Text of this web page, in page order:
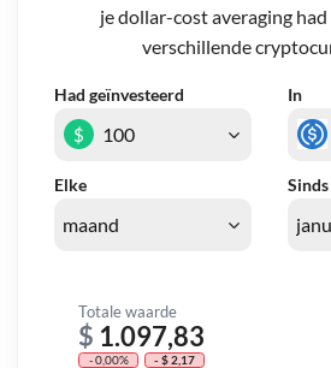
je dollar-cost averaging
verschillende
Had geïnvesteerd In
Elke Sinds
$
Totale waarde
$ 1.097,83
- 0,00% - $ 2,17